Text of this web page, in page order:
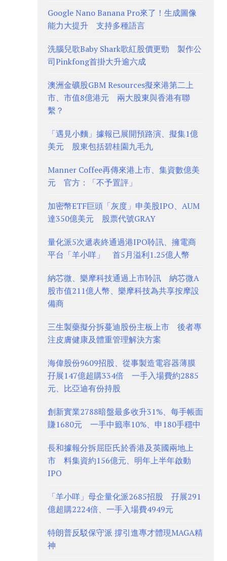
Google Nano Banana Pro來了！生成圖像
能力大提升 支持多種語言
洗腦兒歌Baby Shark歌紅股價更勁 製作公
司Pinkfong首掛大升逾六成
澳洲金礦股GBM Resources擬來港第二上
市、市值8億港元 兩大股東與香港有聯
繫？
「遇見小麵」據報已展開預路演、擬集1億
美元 股東包括碧桂園九毛九
Manner Coffee再傳來港上市、集資數億美
元 官方：「不予置評」
加密幣ETF巨頭「灰度」申美股IPO、AUM
達350億美元 股票代號GRAY
量化派5次遞表終通過港IPO聆訊、擁電商
平台「羊小咩」 首5月溢利1.25億人幣
納芯微、樂摩科技通過上市聆訊 納芯微A
股市值211億人幣、樂摩科技為共享按摩設
備商
三生製藥擬分拆蔓迪股份主板上市 後者專
注皮膚健康及體重管理解決方案
海偉股份9609招股、從事製造電容器薄膜
孖展147億超購334倍 一手入場費約2885
元、比亞迪有份持股
創新實業2788暗盤最多收升31%、每手帳面
賺1680元 一手中籤率10%、申180手穩中
長和據報分拆屈臣氏於香港及英國兩地上
市 料集資約156億元、明年上半年啟動
IPO
「羊小咩」母企量化派2685招股 孖展291
億超購2224倍、一手入場費4949元
特朗普反駁保守派 撐引進專才體現MAGA精
神